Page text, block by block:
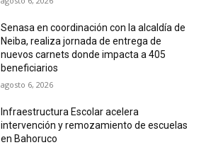
Senasa en coordinación con la alcaldía de
Neiba, realiza jornada de entrega de
nuevos carnets donde impacta a 405
beneficiarios
agosto 6, 2026
Infraestructura Escolar acelera
intervención y remozamiento de escuelas
en Bahoruco